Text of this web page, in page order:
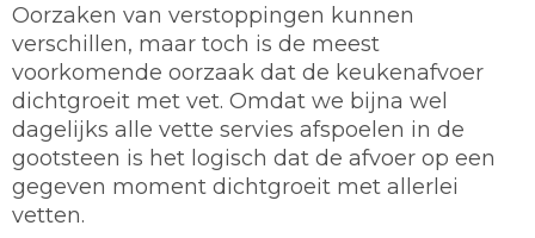
Oorzaken van verstoppingen kunnen
verschillen, maar toch is de meest
voorkomende oorzaak dat de keukenafvoer
dichtgroeit met vet. Omdat we bijna wel
dagelijks alle vette servies afspoelen in de
gootsteen is het logisch dat de afvoer op een
gegeven moment dichtgroeit met allerlei
vetten.